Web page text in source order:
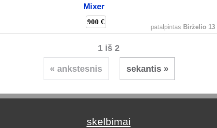
Mixer
900 €
patalpintas Birželio 13
1 iš 2
« ankstesnis sekantis »
skelbimai